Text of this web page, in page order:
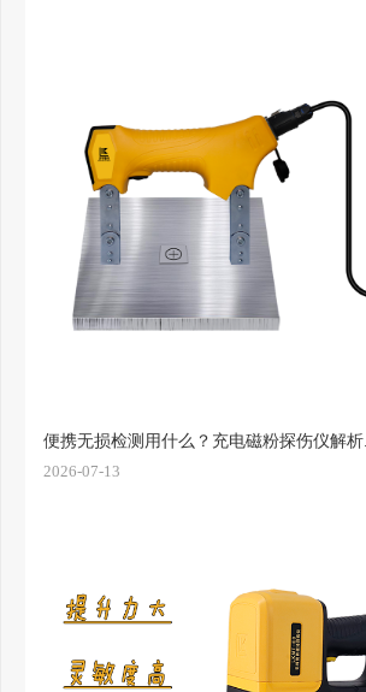
便携无损检测用什么？充电磁粉探伤仪解析
2026-07-13